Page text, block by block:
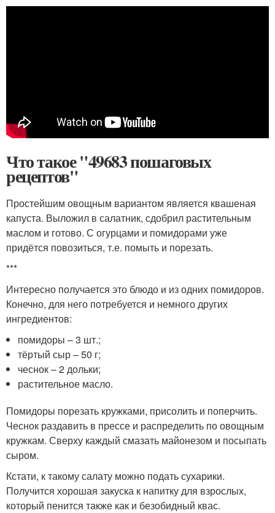
Что такое "49683 пошаговых
рецептов"
Простейшим овощным вариантом является квашеная
капуста. Выложил в салатник, сдобрил растительным
маслом и готово. С огурцами и помидорами уже
придётся повозиться, т.е. помыть и порезать.
***
Интересно получается это блюдо и из одних помидоров.
Конечно, для него потребуется и немного других
ингредиентов:
помидоры – 3 шт.;
тёртый сыр – 50 г;
чеснок – 2 дольки;
растительное масло.
Помидоры порезать кружками, присолить и поперчить.
Чеснок раздавить в прессе и распределить по овощным
кружкам. Сверху каждый смазать майонезом и посыпать
сыром.
Кстати, к такому салату можно подать сухарики.
Получится хорошая закуска к напитку для взрослых,
который пенится также как и безобидный квас.